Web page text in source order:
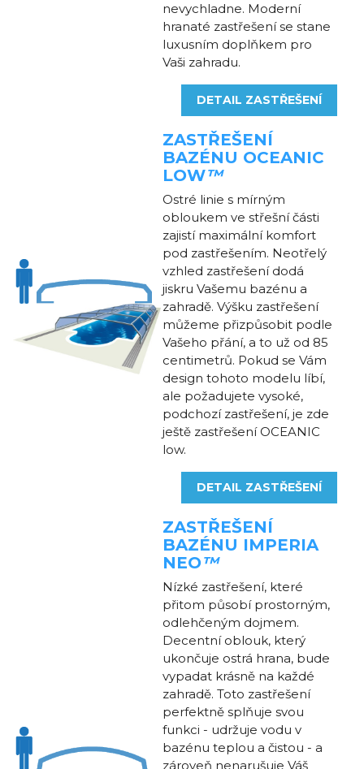
nevychladne. Moderní
hranaté zastřešení se stane
luxusním doplňkem pro
Vaši zahradu.
DETAIL ZASTŘEŠENÍ
ZASTŘEŠENÍ
BAZÉNU OCEANIC
LOW™
Ostré linie s mírným
obloukem ve střešní části
zajistí maximální komfort
pod zastřešením. Neotřelý
vzhled zastřešení dodá
jiskru Vašemu bazénu a
zahradě. Výšku zastřešení
můžeme přizpůsobit podle
Vašeho přání, a to už od 85
centimetrů. Pokud se Vám
design tohoto modelu líbí,
ale požadujete vysoké,
podchozí zastřešení, je zde
ještě zastřešení OCEANIC
low.
DETAIL ZASTŘEŠENÍ
ZASTŘEŠENÍ
BAZÉNU IMPERIA
NEO™
Nízké zastřešení, které
přitom působí prostorným,
odlehčeným dojmem.
Decentní oblouk, který
ukončuje ostrá hrana, bude
vypadat krásně na každé
zahradě. Toto zastřešení
perfektně splňuje svou
funkci - udržuje vodu v
bazénu teplou a čistou - a
zároveň nenarušuje Váš